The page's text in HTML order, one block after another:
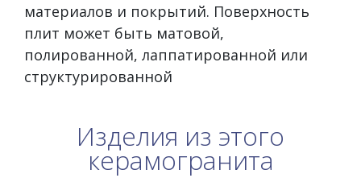
материалов и покрытий. Поверхность
плит может быть матовой,
полированной, лаппатированной или
структурированной
Изделия из этого
керамогранита